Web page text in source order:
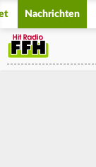
Nachrichten